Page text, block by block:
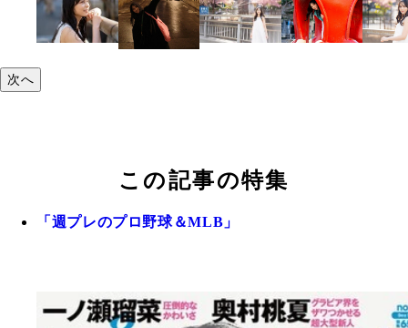
次へ
この記事の特集
「週プレのプロ野球＆MLB」